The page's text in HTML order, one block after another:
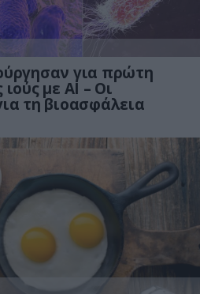
για πρώτη
με AI – Οι
τη βιοασφάλεια